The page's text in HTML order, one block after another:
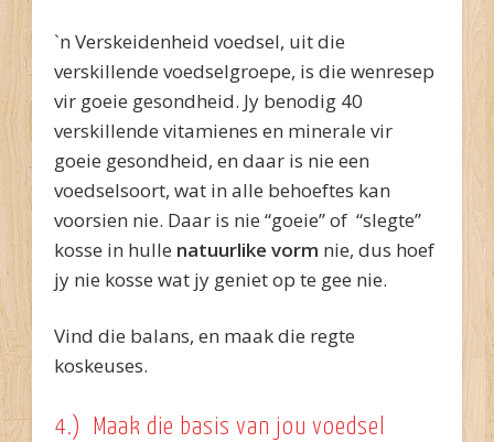
`n Verskeidenheid voedsel, uit die
verskillende voedselgroepe, is die wenresep
vir goeie gesondheid. Jy benodig 40
verskillende vitamienes en minerale vir
goeie gesondheid, en daar is nie een
voedselsoort, wat in alle behoeftes kan
voorsien nie. Daar is nie “goeie” of “slegte”
kosse in hulle natuurlike vorm nie, dus hoef
jy nie kosse wat jy geniet op te gee nie.
Vind die balans, en maak die regte
koskeuses.
4.) Maak die basis van jou voedsel